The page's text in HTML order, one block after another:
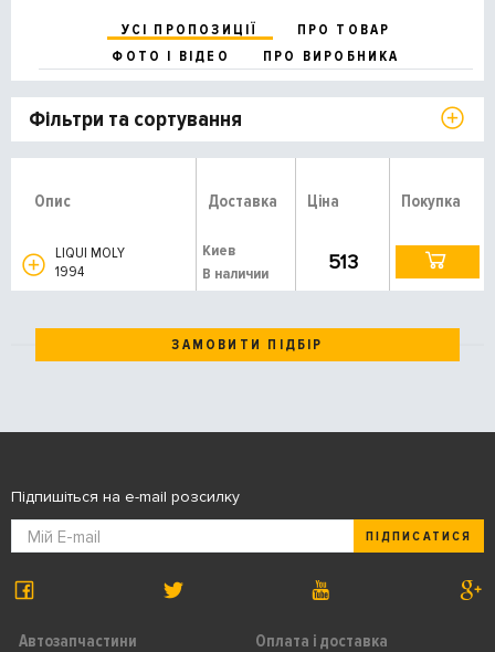
УСІ ПРОПОЗИЦІЇ
ПРО ТОВАР
ФОТО І ВІДЕО
ПРО ВИРОБНИКА
Фільтри та сортування
Опис Доставка Ціна Покупка
LIQUI MOLY
1994
Киев
В наличии
513
ЗАМОВИТИ ПІДБІР
Автозапчастини Оплата і доставка
Підпишіться на e-mail розсилку
ПІДПИСАТИСЯ